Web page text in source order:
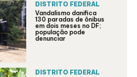
DISTRITO FEDERAL
Vandalismo danifica
130 paradas de ônibus
em dois meses no DF;
população pode
denunciar
DISTRITO FEDERAL